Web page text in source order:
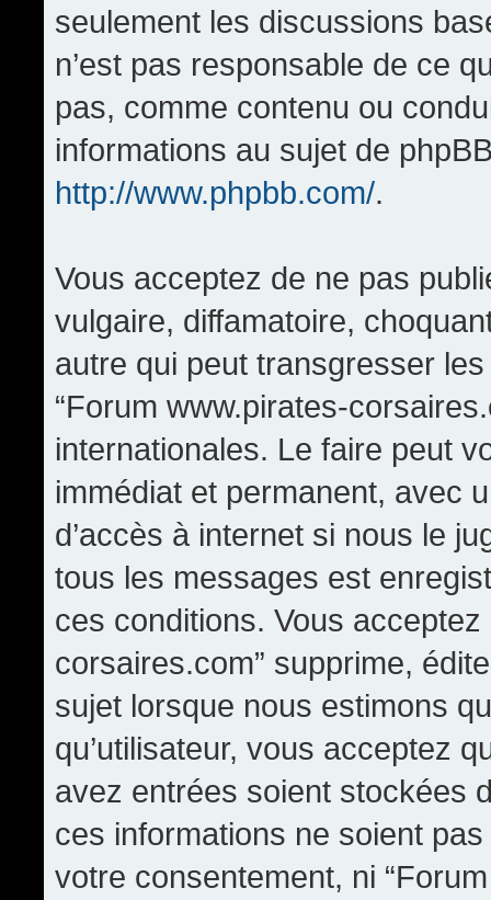
seulement les discussions
n’est pas responsable de ce
pas, comme contenu ou
informations au sujet de
http://www.phpbb.com/.
Vous acceptez de ne pas
vulgaire, diffamatoire,
autre qui peut transgresser
“Forum www.pirates-
internationales. Le faire peut
immédiat et permanent, avec
d’accès à internet si nous le
tous les messages est
ces conditions. Vous
corsaires.com” supprime,
sujet lorsque nous estimons
qu’utilisateur, vous acceptez
avez entrées soient stockées
ces informations ne soient
votre consentement, ni